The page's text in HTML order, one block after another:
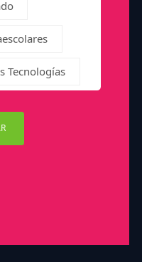
Tecnologías